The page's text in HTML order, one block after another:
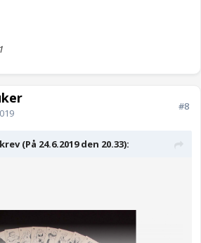
#8
(På 24.6.2019 den 20.33):